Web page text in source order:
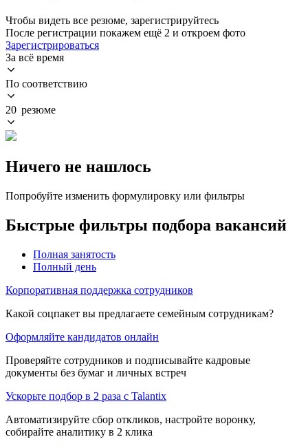
Чтобы видеть все резюме, зарегистрируйтесь
После регистрации покажем ещё 2 и откроем фото
Зарегистрироваться
За всё время
По соответствию
20 резюме
Ничего не нашлось
Попробуйте изменить формулировку или фильтры
Быстрые фильтры подбора вакансий
Полная занятость
Полный день
Корпоративная поддержка сотрудников
Какой соцпакет вы предлагаете семейным сотрудникам?
Оформляйте кандидатов онлайн
Проверяйте сотрудников и подписывайте кадровые
документы без бумаг и личных встреч
Ускорьте подбор в 2 раза с Talantix
Автоматизируйте сбор откликов, настройте воронку,
собирайте аналитику в 2 клика